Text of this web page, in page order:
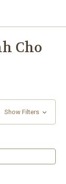
Cho
Show Filters